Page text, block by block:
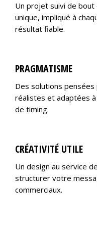
Un projet suivi de
unique, impliqué à
résultat fiable.
PRAGMATISME
Des solutions
réalistes et adaptées
de timing.
CRÉATIVITÉ UTILE
Un design au service
structurer votre
commerciaux.